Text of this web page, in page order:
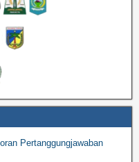
Pertanggungjawaban